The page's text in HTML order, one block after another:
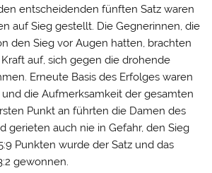
entscheidenden fünften Satz waren
auf Sieg gestellt. Die Gegnerinnen, die
den Sieg vor Augen hatten, brachten
auf, sich gegen die drohende
Erneute Basis des Erfolges waren
die Aufmerksamkeit der gesamten
Punkt an führten die Damen des
gerieten auch nie in Gefahr, den Sieg
Punkten wurde der Satz und das
gewonnen.